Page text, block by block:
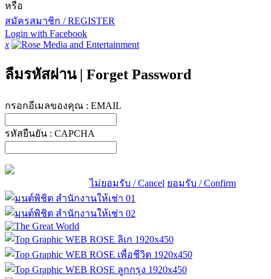
หรือ
สมัครสมาชิก / REGISTER
Login with Facebook
x
ลืมรหัสผ่าน | Forget Password
กรอกอีเมลของคุณ : EMAIL
รหัสยืนยัน : CAPCHA
ไม่ยอมรับ / Cancel ยอมรับ / Confirm